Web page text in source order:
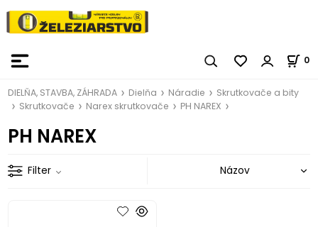
0
DIELŇA, STAVBA, ZÁHRADA Dielňa Náradie
Skrutkovače a bity
Skrutkovače
Narex skrutkovače PH NAREX
PH NAREX
Filter